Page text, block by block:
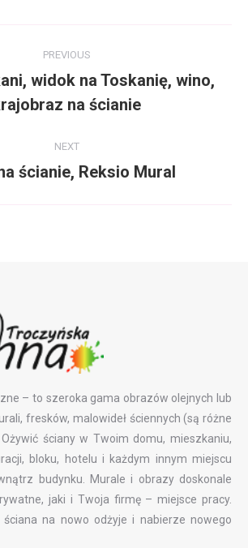
PREVIOUS
album:
widok na Toskanię, wino,
na ścianie
NEXT
Next
ścianie, Reksio Mural
– to szeroka gama obrazów olejnych lub
fresków, malowideł ściennych (są różne
ściany w Twoim domu, mieszkaniu,
bloku, hotelu i każdym innym miejscu
budynku. Murale i obrazy doskonale
jaki i Twoja firmę – miejsce pracy.
ściana na nowo odżyje i nabierze nowego